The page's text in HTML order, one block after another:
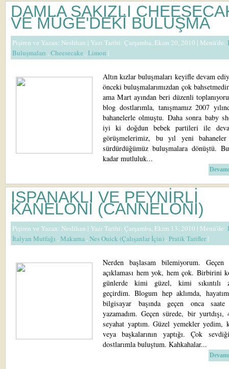
DAMLA SAKIZLI
VE MÜGE'DEKİ BULUŞMA
Pişiren ve Yazan: Neslihan | Yazı Tarihi: Çarşamba, Ekim 20, 2010 | Menü'de:
Buluşmaları ,Cheesecake ,Limon |
Altın kızlar buluşmaları keyifle devam
önceki buluşmalarımızdan çok
ama Mart ayından beri düzenli
blog dostlarımla, tanışmamız 2007
bahanelerle olmuştu. Daha sonra baby
iyi ki doğdun bebek partileri ile
görüşmelerimiz, bu yıl yeni
sürdürdüğümüz buluşmalara dönüştü.
kadar mutluluk...
ISPANAKLI VE PEYNİRLİ
KANELONİ (CANNELONİ)
Pişiren ve Yazan: Neslihan | Yazı Tarihi: Çarşamba, Ekim 13, 2010 | Menü'de:
İtalyan Mutfağı ,Makarna ,Nes Ouick (Çalışanlar İçin) ,Pratik Tarifler|
Nerden başlasam bilemiyorum. Geçen
açıklaması hem yok, hem çok. Birbirini
günlerde kimi güzel, kimi sıkıntılı
geçirdim. Blogum hep aklımda,
bilgisayar başında geçen onca saate
yazamadım. Geçen sürede, bir
seyahat yaptım. Güzel yemekler yedim,
veya başkalarının yaptığı. Çok
dostlarımla buluştum. Kahkahalar...